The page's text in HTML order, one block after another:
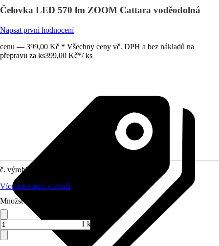
Čelovka LED 570 lm ZOOM Cattara voděodolná
Napsat první hodnocení
cenu — 399,00 Kč * Všechny ceny vč. DPH a bez nákladů na
přepravu za ks399,00 Kč*/ ks
č. výrobku
Více informací o zboží
Množství (ks)
1 ks